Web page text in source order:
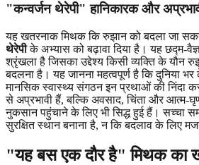
"कन्वर्जन थेरेपी" हानिकारक और
यह खतरनाक मिथक कि रुझान को बदला जा
थेरेपीके अभ्यास को बढ़ावा दिया है। यह छद्म-
श्रृंखला है जिसका उद्देश्य किसी व्यक्ति के यौन
बदलना है। यह जानना महत्वपूर्ण है कि दुनिया
मानसिक स्वास्थ्य संगठन इन प्रथाओं की निंदा
से अप्रभावी हैं, बल्कि अवसाद, चिंता और आत्म-
नुकसान पहुंचाने के लिए भी सिद्ध हुई हैं। सच्चा
सुरक्षित स्थान बनाना है, न कि बदलाव के लिए
"यह बस एक दौर है" मिथक का